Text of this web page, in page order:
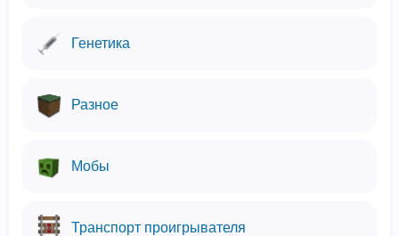
Генетика
Разное
Мобы
Транспорт проигрывателя